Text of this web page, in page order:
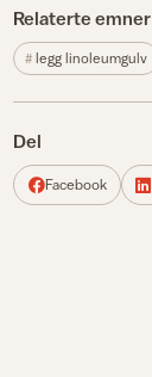
Relaterte emner
legg linoleumgulv
Del
Facebook